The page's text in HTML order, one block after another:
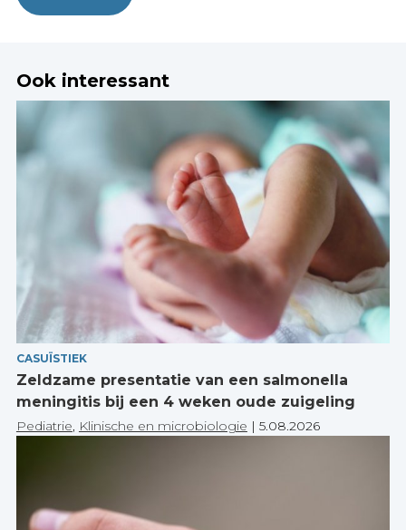
Ook interessant
CASUÏSTIEK
Zeldzame presentatie van een salmonella
meningitis bij een 4 weken oude zuigeling
Pediatrie, Klinische en microbiologie | 5.08.2026